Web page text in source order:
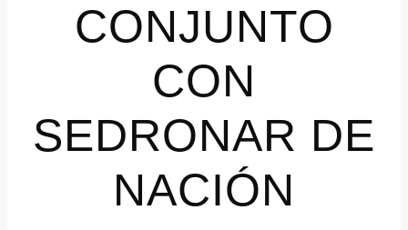
CONJUNTO
CON
SEDRONAR DE
NACIÓN